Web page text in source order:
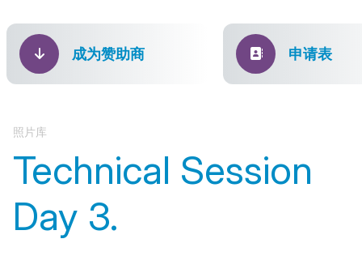
成为赞助商 申请表
照片库
Technical Session
Day 3.